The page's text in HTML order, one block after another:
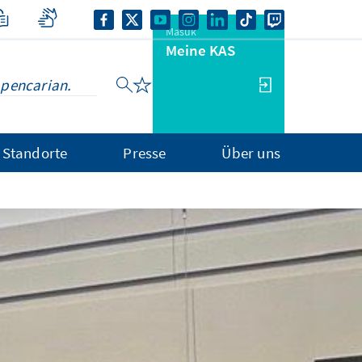
Masuk
Meine KAS
Standorte Presse Über uns